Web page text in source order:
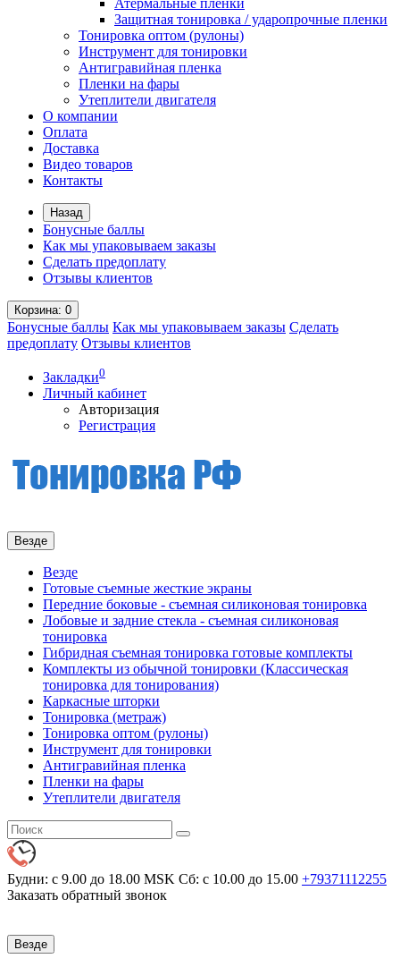
Атермальные пленки
Защитная тонировка / ударопрочные пленки
Тонировка оптом (рулоны)
Инструмент для тонировки
Антигравийная пленка
Пленки на фары
Утеплители двигателя
О компании
Оплата
Доставка
Видео товаров
Контакты
Назад
Бонусные баллы
Как мы упаковываем заказы
Сделать предоплату
Отзывы клиентов
Корзина: 0
Бонусные баллы Как мы упаковываем заказы Сделать
предоплату Отзывы клиентов
Закладки0
Личный кабинет
Авторизация
Регистрация
Везде
Везде
Готовые съемные жесткие экраны
Передние боковые - съемная силиконовая тонировка
Лобовые и задние стекла - съемная силиконовая
тонировка
Гибридная съемная тонировка готовые комплекты
Комплекты из обычной тонировки (Классическая
тонировка для тонирования)
Каркасные шторки
Тонировка (метраж)
Тонировка оптом (рулоны)
Инструмент для тонировки
Антигравийная пленка
Пленки на фары
Утеплители двигателя
Будни: с 9.00 до 18.00 MSK Сб: с 10.00 до 15.00 +79371112255
Заказать обратный звонок
Везде